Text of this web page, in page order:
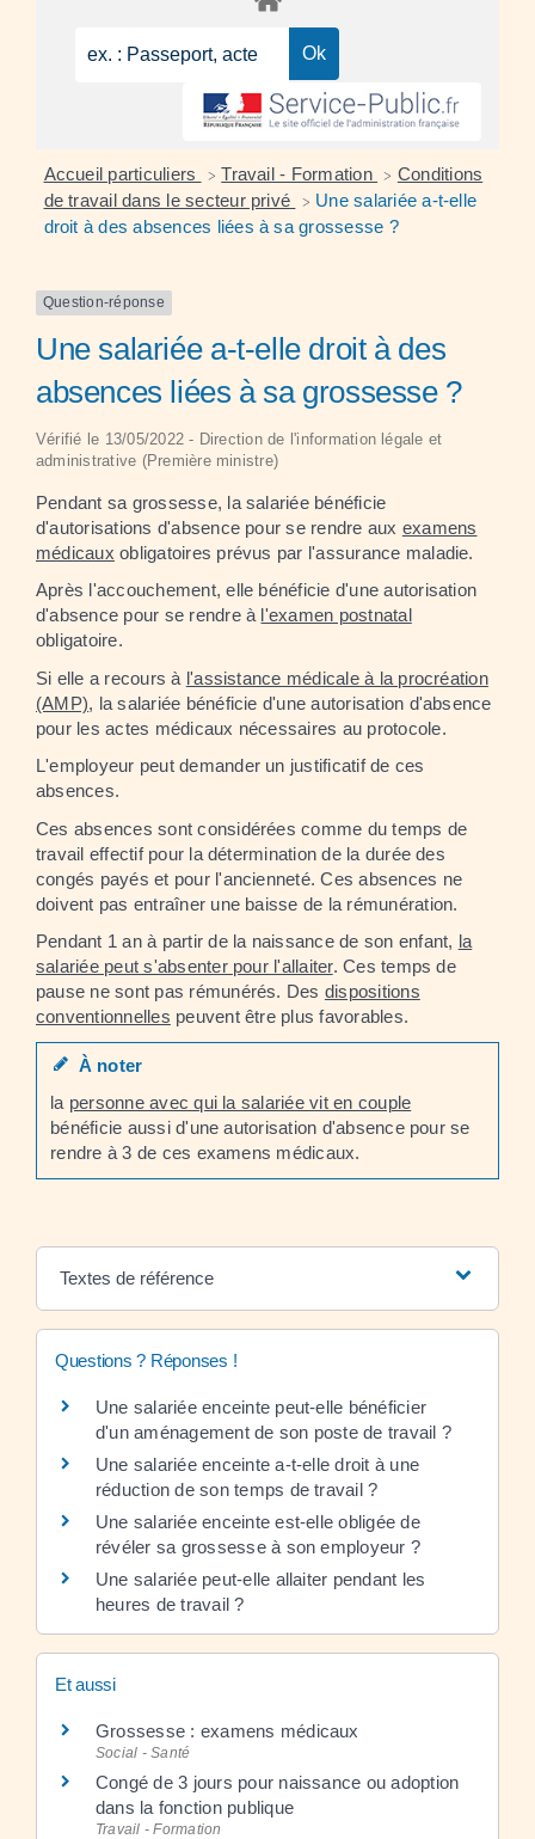
Accueil particuliers > Travail - Formation > Conditions
de travail dans le secteur privé
> Une salariée a-t-elle
droit à des absences liées à sa grossesse ?
Question-réponse
Une salariée a-t-elle droit à des
absences liées à sa grossesse ?
Vérifié le 13/05/2022 - Direction de l'information légale et
administrative (Première ministre)
Pendant sa grossesse, la salariée bénéficie
d'autorisations d'absence pour se rendre aux examens
médicaux obligatoires prévus par l'assurance maladie.
Après l'accouchement, elle bénéficie d'une autorisation
d'absence pour se rendre à l'examen postnatal
obligatoire.
Si elle a recours à l'assistance médicale à la procréation
(AMP), la salariée bénéficie d'une autorisation d'absence
pour les actes médicaux nécessaires au protocole.
L'employeur peut demander un justificatif de ces
absences.
Ces absences sont considérées comme du temps de
travail effectif pour la détermination de la durée des
congés payés et pour l'ancienneté. Ces absences ne
doivent pas entraîner une baisse de la rémunération.
Pendant 1 an à partir de la naissance de son enfant, la
salariée peut s'absenter pour l'allaiter. Ces temps de
pause ne sont pas rémunérés. Des dispositions
conventionnelles peuvent être plus favorables.
À noter
la personne avec qui la salariée vit en couple
bénéficie aussi d'une autorisation d'absence pour se
rendre à 3 de ces examens médicaux.
Textes de référence
Questions ? Réponses !
Une salariée enceinte peut-elle bénéficier
d'un aménagement de son poste de travail ?
Une salariée enceinte a-t-elle droit à une
réduction de son temps de travail ?
Une salariée enceinte est-elle obligée de
révéler sa grossesse à son employeur ?
Une salariée peut-elle allaiter pendant les
heures de travail ?
Et aussi
Grossesse : examens médicaux
Social - Santé
Congé de 3 jours pour naissance ou adoption
dans la fonction publique
Travail - Formation